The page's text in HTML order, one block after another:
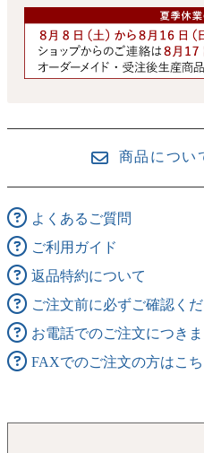
商品につい
よくあるご質問
ご利用ガイド
返品特約について
ご注文前に必ずご確認く
お電話でのご注文につき
FAXでのご注文の方はこち